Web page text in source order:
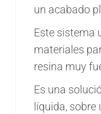
un acabado
Este sistema
materiales
resina muy
Es una
líquida,